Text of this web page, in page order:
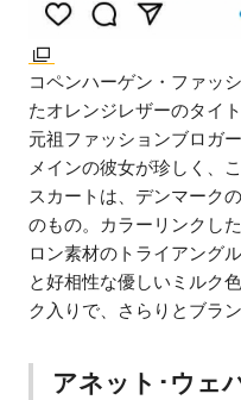
コペンハーゲン・ファッ
たオレンジレザーのタイ
元祖ファッションブロガ
メインの彼女が珍しく、
スカートは、デンマーク
のもの。カラーリンクし
ロン素材のトライアング
と好相性な優しいミルク
ク入りで、さらりとブラ
アネット･ウェ